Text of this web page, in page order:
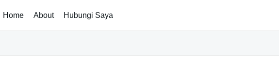
Home About Hubungi Saya